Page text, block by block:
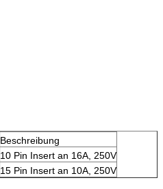
Beschreibung
10 Pin Insert an 16A, 250V
15 Pin Insert an 10A, 250V